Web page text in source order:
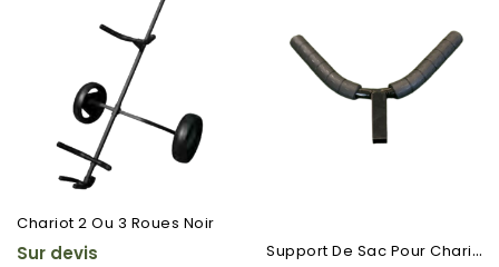
Chariot 2 Ou 3 Roues Noir
Sur devis S
Upport De Sac Pour Chariot